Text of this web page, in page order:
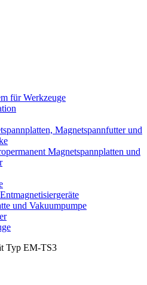
für Werkzeuge
Magnetspannfutter und
Magnetspannplatten und
und Vakuumpumpe
Typ EM-TS3